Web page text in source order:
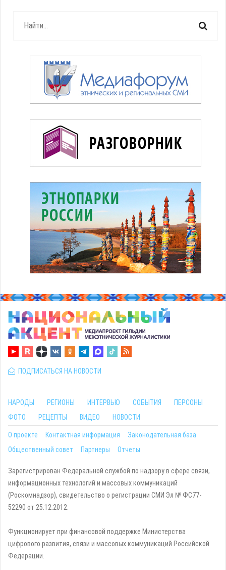
ПОДПИСАТЬСЯ НА НОВОСТИ
НАРОДЫ РЕГИОНЫ ИНТЕРВЬЮ СОБЫТИЯ
ПЕРСОНЫ
ФОТО
РЕЦЕПТЫ ВИДЕО НОВОСТИ
О проекте Контактная информация
Законодательная база
Общественный совет
Партнеры Отчеты
Зарегистрирован Федеральной службой по надзору в сфере связи,
информационных технологий и массовых коммуникаций
(Роскомнадзор), свидетельство о регистрации СМИ Эл № ФС77-
52290 от 25.12.2012.
Функционирует при финансовой поддержке Министерства
цифрового развития, связи и массовых коммуникаций Российской
Федерации.